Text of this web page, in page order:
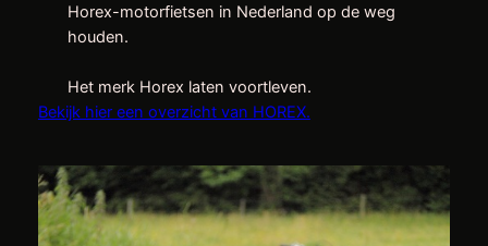
Horex-motorfietsen in Nederland op de weg
houden.
Het merk Horex laten voortleven.
Bekijk hier een overzicht van HOREX.